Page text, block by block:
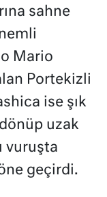
sahne
Mario
Portekizli
ise şık
uzak
vuruşta
geçirdi.